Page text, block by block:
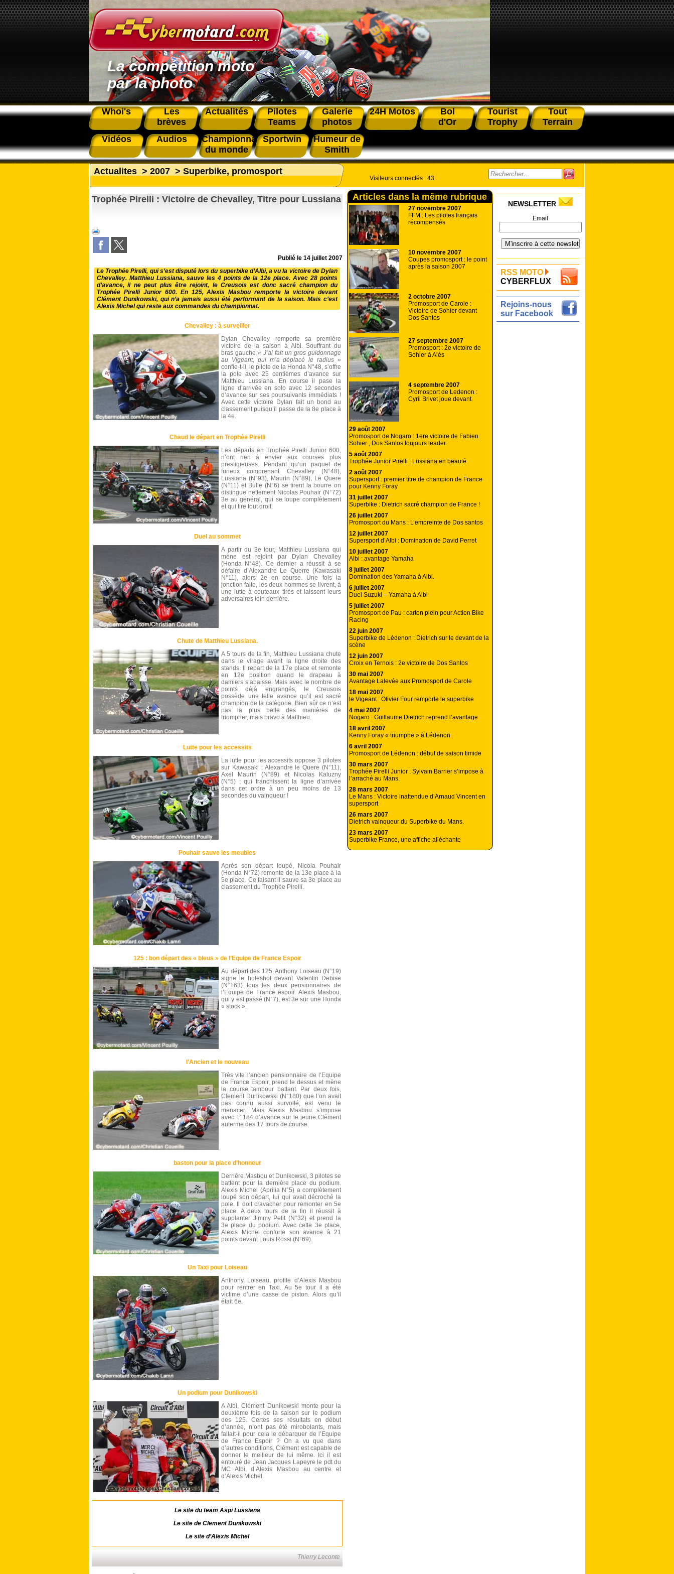
La compétition moto
par la photo
Whoi's
Les
brèves
Actualités
Pilotes
Teams
Galerie
photos
24H Motos
Bol
d'Or
Tourist
Trophy
Tout
Terrain
Vidéos
Audios
Championnat
du monde
Sportwin
Humeur de
Smith
Actualites > 2007 > Superbike, promosport
Trophée Pirelli : Victoire de Chevalley, Titre pour Lussiana
Publié le 14 juillet 2007
Le Trophée Pirelli, qui s’est disputé lors du superbike d’Albi, a vu la victoire de Dylan
Chevalley. Matthieu Lussiana, sauve les 4 points de la 12e place. Avec 28 points
d’avance, il ne peut plus être rejoint, le Creusois est donc sacré champion du
Trophée Pirelli Junior 600. En 125, Alexis Masbou remporte la victoire devant
Clément Dunikowski, qui n’a jamais aussi été performant de la saison. Mais c’est
Alexis Michel qui reste aux commandes du championnat.
Chevalley : à surveiller
Dylan Chevalley remporte sa première
victoire de la saison à Albi. Souffrant du
bras gauche « J’ai fait un gros guidonnage
au Vigeant, qui m’a déplacé le radius »
confie-t-il, le pilote de la Honda N°48, s’offre
la pole avec 25 centièmes d’avance sur
Matthieu Lussiana. En course il pase la
ligne d’arrivée en solo avec 12 secondes
d’avance sur ses poursuivants immédiats !
Avec cette victoire Dylan fait un bond au
classement puisqu’il passe de la 8e place à
la 4e.
Chaud le départ en Trophée Pirelli
Les départs en Trophée Pirelli Junior 600,
n’ont rien à envier aux courses plus
prestigieuses. Pendant qu’un paquet de
furieux comprenant Chevalley (N°48),
Lussiana (N°93), Maurin (N°89), Le Quere
(N°11) et Bulle (N°6) se tirent la bourre on
distingue nettement Nicolas Pouhair (N°72)
3e au général, qui se loupe complètement
et qui tire tout droit.
Duel au sommet
A partir du 3e tour, Matthieu Lussiana qui
mène est rejoint par Dylan Chevalley
(Honda N°48). Ce dernier a réussit à se
défaire d’Alexandre Le Querre (Kawasaki
N°11), alors 2e en course. Une fois la
jonction faite, les deux hommes se livrent, à
une lutte à couteaux tirés et laissent leurs
adversaires loin derrière.
Chute de Matthieu Lussiana.
A 5 tours de la fin, Matthieu Lussiana chute
dans le virage avant la ligne droite des
stands. Il repart de la 17e place et remonte
en 12e position quand le drapeau à
damiers s’abaisse. Mais avec le nombre de
points déjà engrangés, le Creusois
possède une telle avance qu’il est sacré
champion de la catégorie. Bien sûr ce n’est
pas la plus belle des manières de
triompher, mais bravo à Matthieu.
Lutte pour les accessits
La lutte pour les accessits oppose 3 pilotes
sur Kawasaki : Alexandre le Quere (N°11),
Axel Maurin (N°89) et Nicolas Kaluzny
(N°5) ; qui franchissent la ligne d’arrivée
dans cet ordre à un peu moins de 13
secondes du vainqueur !
Pouhair sauve les meubles
Après son départ loupé, Nicola Pouhair
(Honda N°72) remonte de la 13e place à la
5e place. Ce faisant il sauve sa 3e place au
classement du Trophée Pirelli.
125 : bon départ des « bleus » de l’Equipe de France Espoir
Au départ des 125, Anthony Loiseau (N°19)
signe le holeshot devant Valentin Debise
(N°163) tous les deux pensionnaires de
l’Equipe de France espoir. Alexis Masbou,
qui y est passé (N°7), est 3e sur une Honda
« stock ».
l’Ancien et le nouveau
Très vite l’ancien pensionnaire de l’Equipe
de France Espoir, prend le dessus et mène
la course tambour battant. Par deux fois,
Clement Dunikowski (N°180) que l’on avait
pas connu aussi survolté, est venu le
menacer. Mais Alexis Masbou s’impose
avec 1’’184 d’avance sur le jeune Clément
auterme des 17 tours de course.
baston pour la place d’honneur
Derrière Masbou et Dunikowski, 3 pilotes se
battent pour la dernière place du podium.
Alexis Michel (Aprilia N°5) a complètement
loupé son départ, lui qui avait décroché la
pole. Il doit cravacher pour remonter en 5e
place. A deux tours de la fin il réussit à
supplanter Jimmy Petit (N°32) et prend la
3e place du podium. Avec cette 3e place,
Alexis Michel conforte son avance à 21
points devant Louis Rossi (N°69).
Un Taxi pour Loiseau
Anthony Loiseau, profite d’Alexis Masbou
pour rentrer en Taxi. Au 5e tour il a été
victime d’une casse de piston. Alors qu’il
était 6e.
Un podium pour Dunikowski
A Albi, Clément Dunikowski monte pour la
deuxième fois de la saison sur le podium
des 125. Certes ses résultats en début
d’année, n’ont pas été mirobolants, mais
fallait-il pour cela le débarquer de l’Equipe
de France Espoir ? On a vu que dans
d’autres conditions, Clément est capable de
donner le meilleur de lui même. Ici il est
entouré de Jean Jacques Lapeyre le pdt du
MC Albi, d’Alexis Masbou au centre et
d’Alexis Michel.
Le site du team Aspi Lussiana
Le site de Clement Dunikowski
Le site d’Alexis Michel
Thierry Leconte
Visiteurs connectés : 43
Articles dans la même rubrique
27 novembre 2007
FFM : Les pilotes français
récompensés
10 novembre 2007
Coupes promosport : le point
après la saison 2007
2 octobre 2007
Promosport de Carole :
Victoire de Sohier devant
Dos Santos
27 septembre 2007
Promosport : 2e victoire de
Sohier à Alès
4 septembre 2007
Promosport de Ledenon :
Cyril Brivet joue devant.
29 août 2007
Promosport de Nogaro : 1ere victoire de Fabien
Sohier , Dos Santos toujours leader.
5 août 2007
Trophée Junior Pirelli : Lussiana en beauté
2 août 2007
Supersport : premier titre de champion de France
pour Kenny Foray
31 juillet 2007
Superbike : Dietrich sacré champion de France !
26 juillet 2007
Promosport du Mans : L’empreinte de Dos santos
12 juillet 2007
Supersport d’Albi : Domination de David Perret
10 juillet 2007
Albi : avantage Yamaha
8 juillet 2007
Domination des Yamaha à Albi.
6 juillet 2007
Duel Suzuki – Yamaha à Albi
5 juillet 2007
Promosport de Pau : carton plein pour Action Bike
Racing
22 juin 2007
Superbike de Lédenon : Dietrich sur le devant de la
scène
12 juin 2007
Croix en Ternois : 2e victoire de Dos Santos
30 mai 2007
Avantage Lalevée aux Promosport de Carole
18 mai 2007
le Vigeant : Olivier Four remporte le superbike
4 mai 2007
Nogaro : Guillaume Dietrich reprend l’avantage
18 avril 2007
Kenny Foray « triumphe » à Lédenon
6 avril 2007
Promosport de Lédenon : début de saison timide
30 mars 2007
Trophée Pirelli Junior : Sylvain Barrier s’impose à
l’arraché au Mans.
28 mars 2007
Le Mans : Victoire inattendue d’Arnaud Vincent en
supersport
26 mars 2007
Dietrich vainqueur du Superbike du Mans.
23 mars 2007
Superbike France, une affiche alléchante
NEWSLETTER
Email
RSS MOTO
CYBERFLUX
Rejoins-nous
sur Facebook